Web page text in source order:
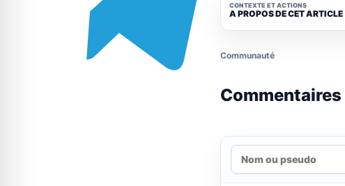
CONTEXTE ET ACTIONS
A PROPOS DE CET ARTICLE
Communauté
Commentaires